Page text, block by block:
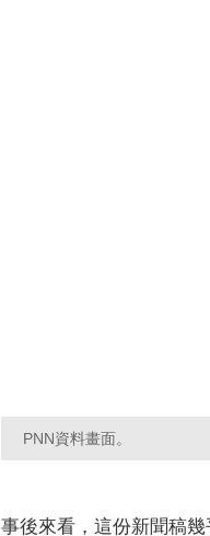
PNN資料畫面。
事後來看，這份新聞稿